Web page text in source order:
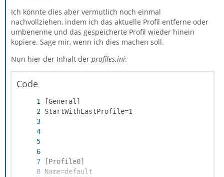
Ich könnte dies aber vermutlich noch einmal
nachvollziehen, indem ich das aktuelle Profil entferne oder
umbenenne und das gespeicherte Profil wieder hinein
kopiere. Sage mir, wenn ich dies machen soll.
Nun hier der Inhalt der profiles.ini:
Code